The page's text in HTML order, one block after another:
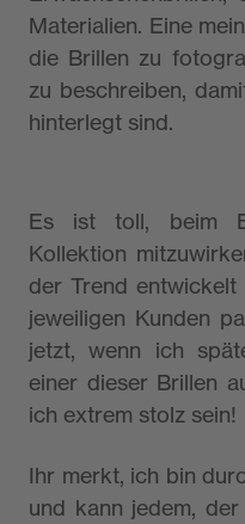
Materialien. Eine
die Brillen zu
zu beschreiben,
hinterlegt sind.
Es ist toll, beim
Kollektion
der Trend
jeweiligen Kunden
jetzt, wenn ich
einer dieser Brillen
ich extrem stolz sein!
Ihr merkt, ich bin
und kann jedem,